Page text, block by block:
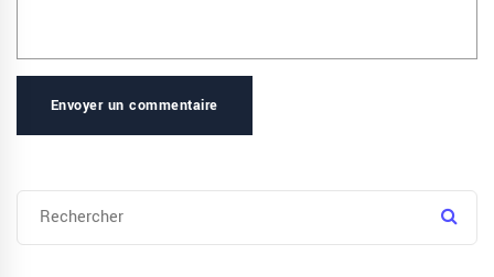
Envoyer un commentaire